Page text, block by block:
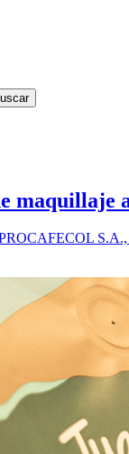
maquillaje
S.A.,